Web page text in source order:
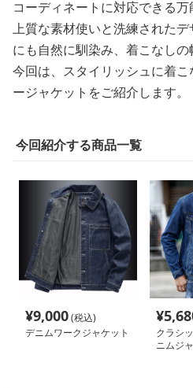
コーディネートに対応できる万
上質な素材使いと洗練された
にも自然に馴染み、着こなしの
今回は、スタイリッシュに着
ージャケットをご紹介します。
今回紹介する商品一覧
¥9,000(税込)
デニムワークジャケット
¥
クラシ
ニムジ